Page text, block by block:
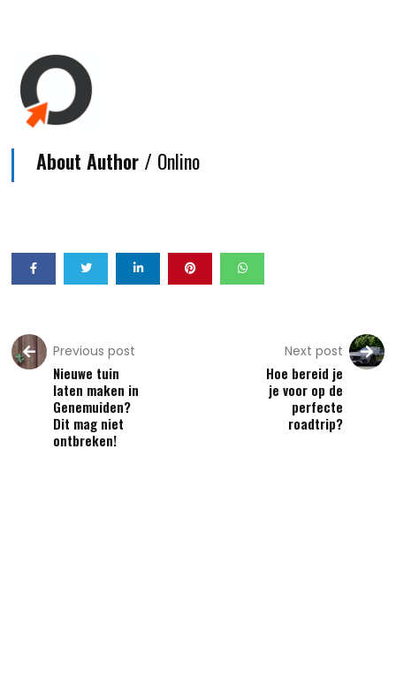
About Author / Onlino
Previous post
Nieuwe tuin
laten maken in
Genemuiden?
Dit mag niet
ontbreken!
Next post
Hoe bereid je
je voor op de
perfecte
roadtrip?